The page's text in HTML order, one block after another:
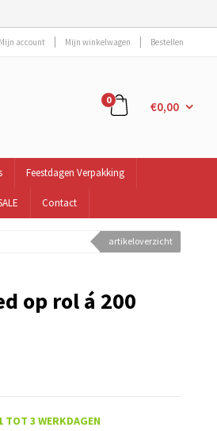
Mijn account Mijn winkelwagen Bestellen
0 €0,00
Feestdagen Verpakking
Contact
artikeloverzicht
op rol á 200
TOT 3 WERKDAGEN